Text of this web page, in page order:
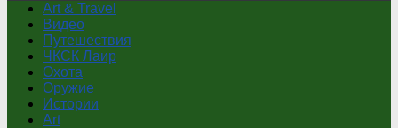
Art & Travel
Видео
Путешествия
ЧКСК Лаир
Охота
Оружие
Истории
Art